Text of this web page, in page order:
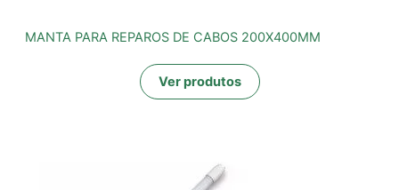
MANTA PARA REPAROS DE CABOS 200X400MM
Ver produtos